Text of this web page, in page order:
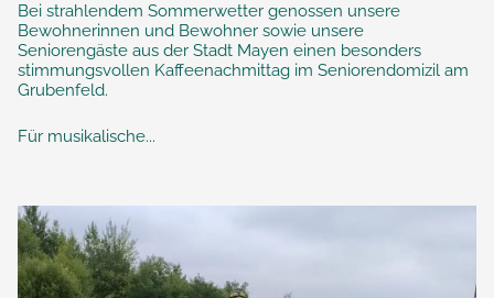
Bei strahlendem Sommerwetter genossen unsere
Bewohnerinnen und Bewohner sowie unsere
Seniorengäste aus der Stadt Mayen einen besonders
stimmungsvollen Kaffeenachmittag im Seniorendomizil am
Grubenfeld.
Für musikalische...